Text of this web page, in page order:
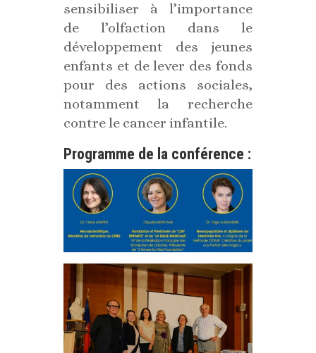
sensibiliser à l’importance
de l’olfaction dans le
développement des jeunes
enfants et de lever des fonds
pour des actions sociales,
notamment la recherche
contre le cancer infantile.
Programme de la conférence :